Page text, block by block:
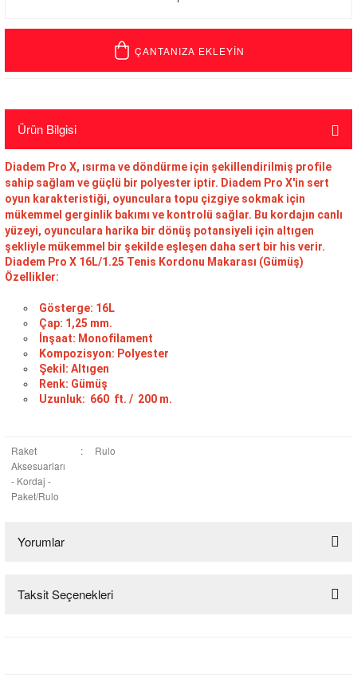
ÇANTANIZA EKLEYİN
Ürün Bilgisi
Diadem Pro X, ısırma ve döndürme için şekillendirilmiş profile
sahip sağlam ve güçlü bir polyester iptir. Diadem Pro X'in sert
oyun karakteristiği, oyunculara topu çizgiye sokmak için
mükemmel gerginlik bakımı ve kontrolü sağlar. Bu kordajın canlı
yüzeyi, oyunculara harika bir dönüş potansiyeli için altıgen
şekliyle mükemmel bir şekilde eşleşen daha sert bir his verir.
Diadem Pro X 16L/1.25 Tenis Kordonu Makarası (Gümüş)
Özellikler:
Gösterge: 16L
Çap: 1,25 mm.
İnşaat: Monofilament
Kompozisyon: Polyester
Şekil: Altıgen
Renk: Gümüş
Uzunluk: 660 ft. / 200 m.
Raket
Aksesuarları
- Kordaj -
Paket/Rulo
: Rulo
Yorumlar
Bu ürüne ilk yorumu siz yapın!
Taksit Seçenekleri